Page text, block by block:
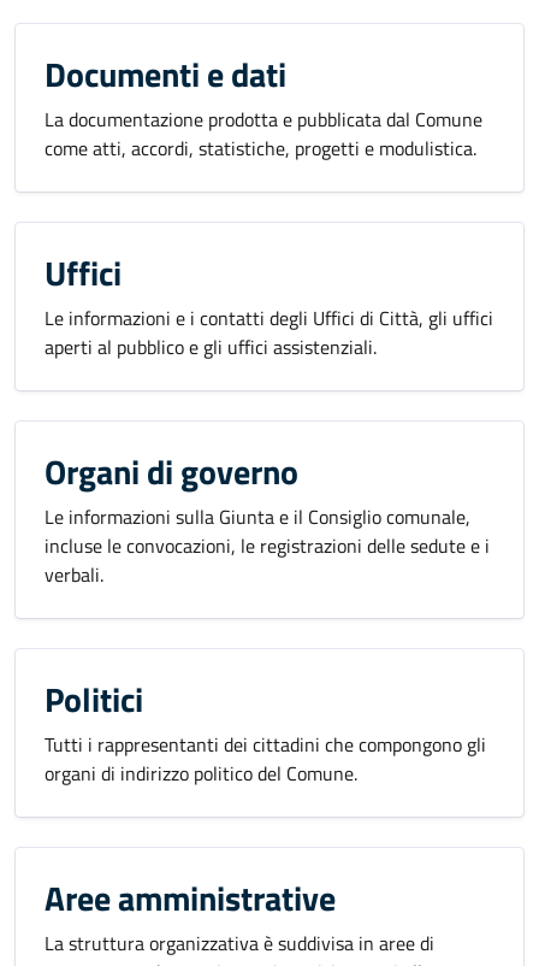
Documenti e dati
La documentazione prodotta e pubblicata dal Comune
come atti, accordi, statistiche, progetti e modulistica.
Uffici
Le informazioni e i contatti degli Uffici di Città, gli uffici
aperti al pubblico e gli uffici assistenziali.
Organi di governo
Le informazioni sulla Giunta e il Consiglio comunale,
incluse le convocazioni, le registrazioni delle sedute e i
verbali.
Politici
Tutti i rappresentanti dei cittadini che compongono gli
organi di indirizzo politico del Comune.
Aree amministrative
La struttura organizzativa è suddivisa in aree di